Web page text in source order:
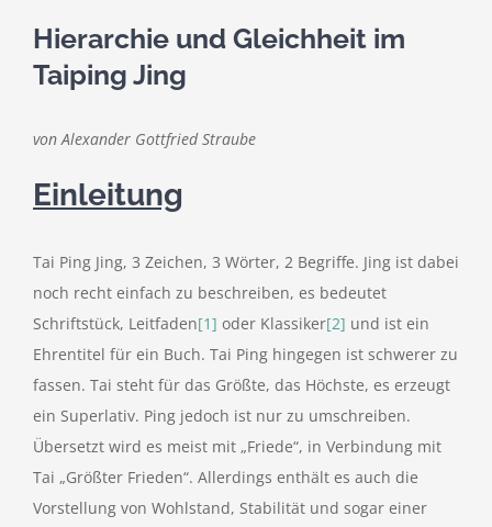
Hierarchie und Gleichheit im
Taiping Jing
von Alexander Gottfried Straube
Einleitung
Tai Ping Jing, 3 Zeichen, 3 Wörter, 2 Begriffe. Jing ist dabei
noch recht einfach zu beschreiben, es bedeutet
Schriftstück, Leitfaden[1] oder Klassiker[2] und ist ein
Ehrentitel für ein Buch. Tai Ping hingegen ist schwerer zu
fassen. Tai steht für das Größte, das Höchste, es erzeugt
ein Superlativ. Ping jedoch ist nur zu umschreiben.
Übersetzt wird es meist mit „Friede“, in Verbindung mit
Tai „Größter Frieden“. Allerdings enthält es auch die
Vorstellung von Wohlstand, Stabilität und sogar einer